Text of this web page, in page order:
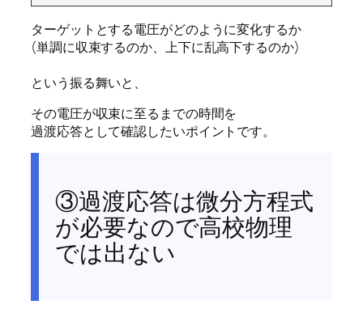
ターゲットとする電圧がどのように変化するか
(単調に収束するのか、上下に乱高下するのか)
という振る舞いと、
その電圧が収束に至るまでの時間を
過渡応答として確認したいポイントです。
③過渡応答は微分方程式
が必要なので高校物理
では出ない